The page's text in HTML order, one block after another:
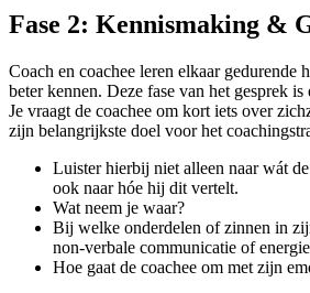
Fase 2: Kennismaking &
Coach en coachee leren elkaar gedurende
beter kennen. Deze fase van het gesprek is
Je vraagt de coachee om kort iets over
zijn belangrijkste doel voor het
Luister hierbij niet alleen naar wát
ook naar hóe hij dit vertelt.
Wat neem je waar?
Bij welke onderdelen of zinnen in
non-verbale communicatie of
Hoe gaat de coachee om met zijn